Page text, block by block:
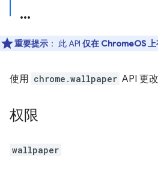
重要提示 ： 此 API 仅在 ChromeOS 上
使用 chrome.wallpaper API 更
权限
wallpaper